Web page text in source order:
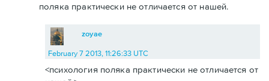
поляка практически не отличается от нашей.
zoyae
February 7 2013, 11:26:33 UTC
<психология поляка практически не отличается от